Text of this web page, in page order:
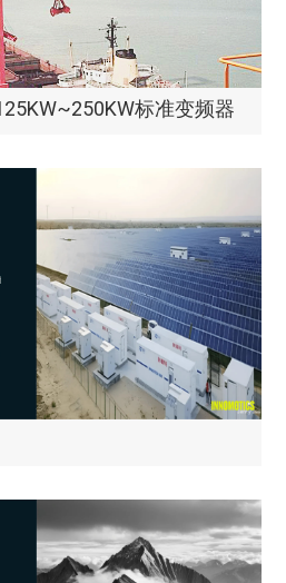
标准变频器